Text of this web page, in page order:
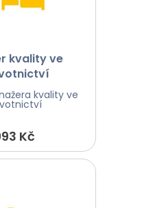
kvality ve
kvality ve
Kč